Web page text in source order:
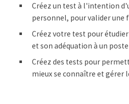
Créez un test à l'intention
personnel, pour valider une
Créez votre test pour
et son adéquation à un poste
Créez des tests pour
mieux se connaître et gérer